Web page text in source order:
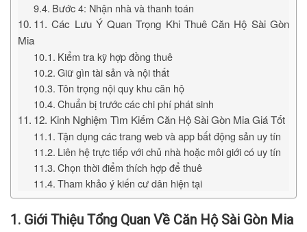
Bước 4: Nhận nhà và thanh toán
11. Các Lưu Ý Quan Trọng Khi Thuê Căn Hộ Sài Gòn
Mia
Kiểm tra kỹ hợp đồng thuê
Giữ gìn tài sản và nội thất
Tôn trọng nội quy khu căn hộ
Chuẩn bị trước các chi phí phát sinh
12. Kinh Nghiệm Tìm Kiếm Căn Hộ Sài Gòn Mia Giá Tốt
Tận dụng các trang web và app bất động sản uy tín
Liên hệ trực tiếp với chủ nhà hoặc môi giới có uy tín
Chọn thời điểm thích hợp để thuê
Tham khảo ý kiến cư dân hiện tại
1. Giới Thiệu Tổng Quan Về Căn Hộ Sài Gòn Mia